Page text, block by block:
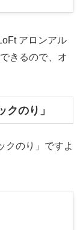
アロンアル
きるので、オ
クのり」
クのり」ですよ